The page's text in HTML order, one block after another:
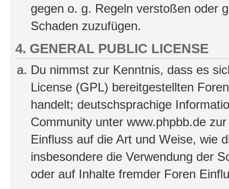
gegen o. g. Regeln verstoßen oder
Schaden zuzufügen.
4. GENERAL PUBLIC LICENSE
Du nimmst zur Kenntnis, dass es
License (GPL) bereitgestellten
handelt; deutschsprachige
Community unter www.phpbb.de
Einfluss auf die Art und Weise, wie
insbesondere die Verwendung der
oder auf Inhalte fremder Foren